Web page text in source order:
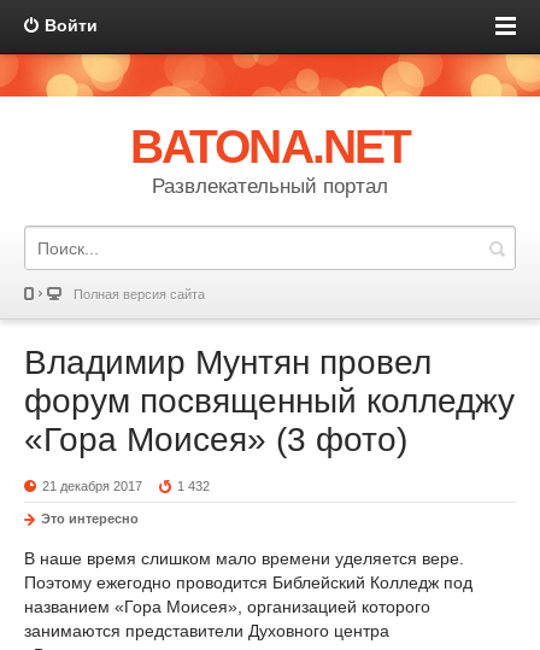
Войти
BATONA.NET
Развлекательный портал
Полная версия сайта
Владимир Мунтян провел
форум посвященный колледжу
«Гора Моисея» (3 фото)
21 декабря 2017 1 432
Это интересно
В наше время слишком мало времени уделяется вере.
Поэтому ежегодно проводится Библейский Колледж под
названием «Гора Моисея», организацией которого
занимаются представители Духовного центра